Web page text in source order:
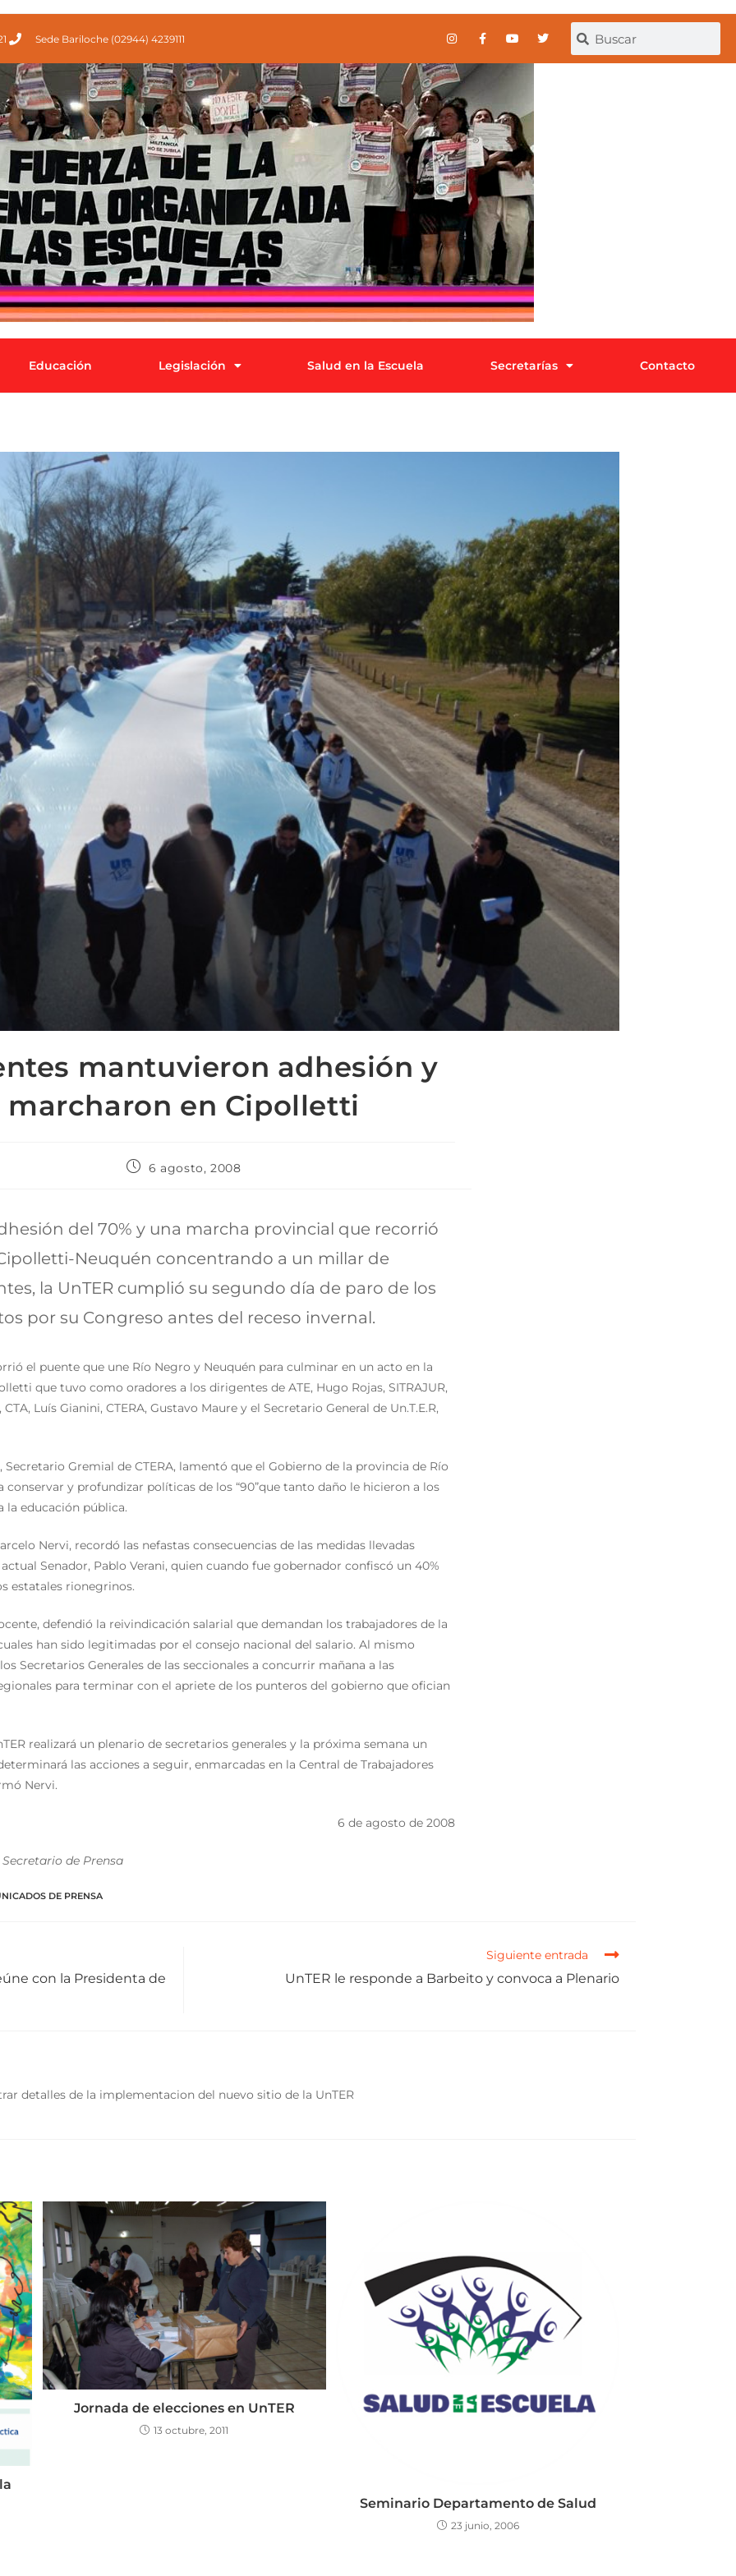
Sede Bariloche (02944) 4239111
Educación Legislación Salud en la Escuela Secretarías Contacto
mantuvieron adhesión y
marcharon en Cipolletti
6 agosto, 2008
del 70% y una marcha provincial que recorrió
Neuquén concentrando a un millar de
la UnTER cumplió su segundo día de paro de los
por su Congreso antes del receso invernal.
el puente que une Río Negro y Neuquén para culminar en un acto en la
que tuvo como oradores a los dirigentes de ATE, Hugo Rojas, SITRAJUR,
Luís Gianini, CTERA, Gustavo Maure y el Secretario General de Un.T.E.R,
Secretario Gremial de CTERA, lamentó que el Gobierno de la provincia de Río
conservar y profundizar políticas de los “90”que tanto daño le hicieron a los
la educación pública.
Nervi, recordó las nefastas consecuencias de las medidas llevadas
Senador, Pablo Verani, quien cuando fue gobernador confiscó un 40%
estatales rionegrinos.
defendió la reivindicación salarial que demandan los trabajadores de la
han sido legitimadas por el consejo nacional del salario. Al mismo
Secretarios Generales de las seccionales a concurrir mañana a las
para terminar con el apriete de los punteros del gobierno que ofician
realizará un plenario de secretarios generales y la próxima semana un
las acciones a seguir, enmarcadas en la Central de Trabajadores
Nervi.
6 de agosto de 2008
de Prensa
DE PRENSA
con la Presidenta de
Siguiente entrada
UnTER le responde a Barbeito y convoca a Plenario
detalles de la implementacion del nuevo sitio de la UnTER
Jornada de elecciones en UnTER
13 octubre, 2011
Seminario Departamento de Salud
23 junio, 2006